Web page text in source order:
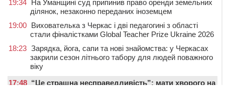
19:34 На Уманщині суд припинив право оренди земельних
ділянок, незаконно переданих іноземцем
19:00 Вихователька з Черкас і дві педагогині з області
стали фіналістками Global Teacher Prize Ukraine 2026
18:23 Зарядка, йога, сапи та нові знайомства: у Черкасах
закрили сезон літнього табору для людей поважного
віку
17:48 “Це страшна несправедливість”: мати хворого на